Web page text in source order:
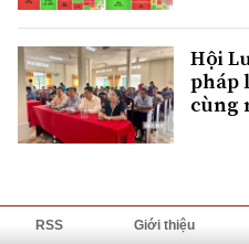
Hội
pháp
cùng
RSS Giới thiệu